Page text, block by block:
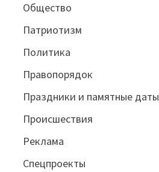
Общество
Патриотизм
Политика
Правопорядок
Праздники и памятные даты
Происшествия
Реклама
Спецпроекты